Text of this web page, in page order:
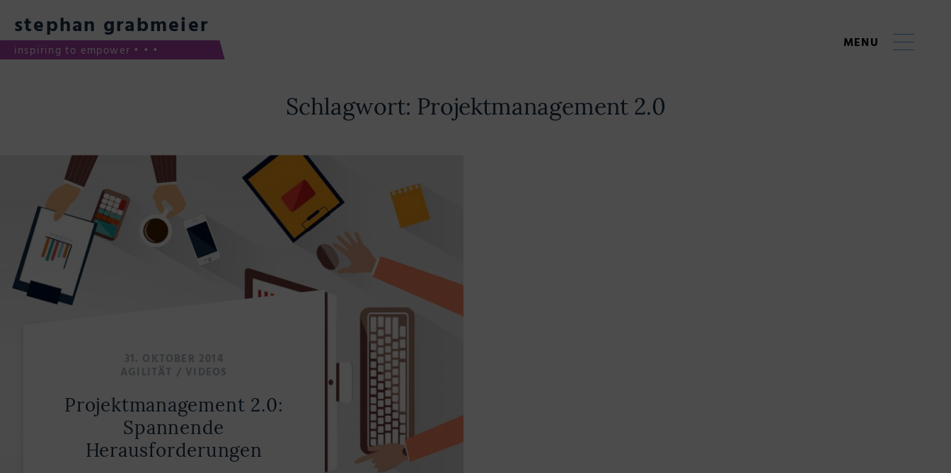
content
stephan grabmeier
inspiring to empower • • • MENU
Schlagwort: Projektmanagement 2.0
31. OKTOBER 2014
AGILITÄT / VIDEOS
Projektmanagement 2.0:
Spannende
Herausforderungen